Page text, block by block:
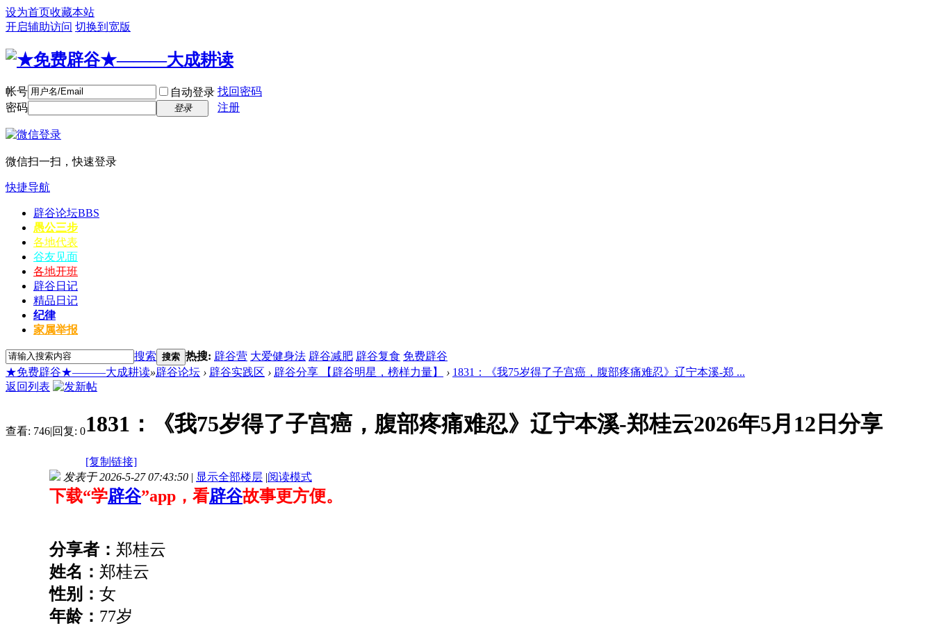
设为首页收藏本站
开启辅助访问 切换到宽版
帐号 自动登录 找回密码
密码
登录 注册
微信扫一扫，快速登录
快捷导航
辟谷论坛BBS
愚公三步
各地代表
谷友见面
各地开班
辟谷日记
精品日记
纪律
家属举报
搜索 搜索 热搜: 辟谷营 大爱健身法 辟谷减肥 辟谷复食 免费辟谷
★免费辟谷★———大成耕读»辟谷论坛 › 辟谷实践区 › 辟谷分享 【辟谷明星，榜样力量】 › 1831：《我75岁得了子宫癌，腹部疼痛难忍》辽宁本溪-郑 ...
返回列表
查看: 746|回复: 01831：《我75岁得了子宫癌，腹部疼痛难忍》辽宁本溪-郑桂云2026年5月12日分享
[复制链接]
发表于 2026-5-27 07:43:50 | 显示全部楼层 |阅读模式
下载“学辟谷”app，看辟谷故事更方便。
分享者： 郑桂云
姓名： 郑桂云
性别： 女
年龄： 77岁